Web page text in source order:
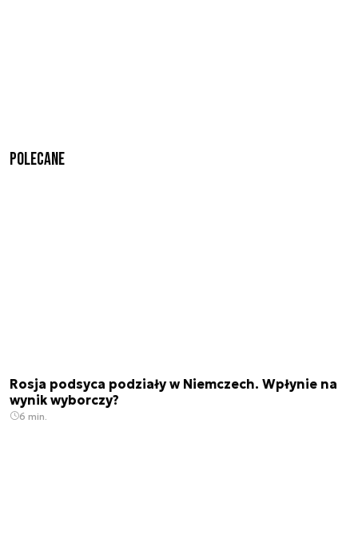
Polecane
Rosja podsyca podziały w Niemczech. Wpłynie na
wynik wyborczy?
6 min.